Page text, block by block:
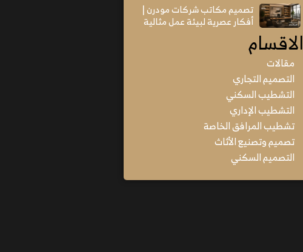
تصميم مكاتب شركات مودرن |
أفكار عصرية لبيئة عمل مثالية
الاقسام
مقالات
التصميم التجاري
التشطيب السكني
التشطيب الإداري
تشطيب المرافق الخاصة
تصميم وتصنيع الأثاث
التصميم السكني